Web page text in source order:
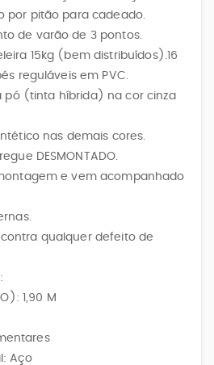
por pitão para cadeado.
de varão de 3 pontos.
15kg (bem distribuídos).16
reguláveis em PVC.
pó (tinta híbrida) na cor cinza
nas demais cores.
DESMONTADO.
e vem acompanhado
contra qualquer defeito de
1,90 M
Aço